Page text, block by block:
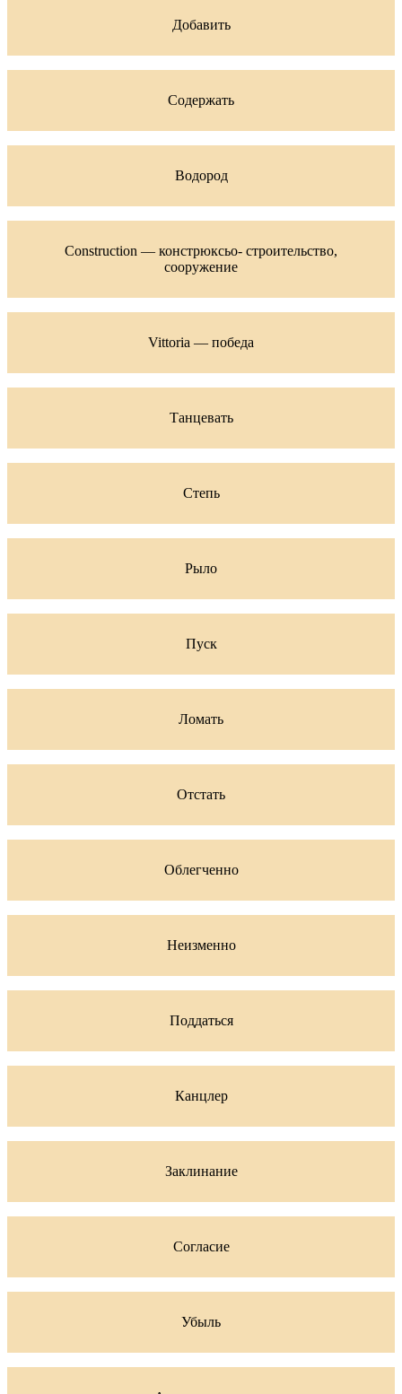
Добавить
Содержать
Водород
Construction — констрюксьо- строительство,
сооружение
Vittoria — победа
Танцевать
Степь
Рыло
Пуск
Ломать
Отстать
Облегченно
Неизменно
Поддаться
Канцлер
Заклинание
Согласие
Убыль